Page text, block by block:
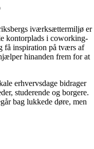
iværksættermiljø er
kontorplads i coworking-
få inspiration på tværs af
hinanden frem for at
erhvervsdage bidrager
studerende og borgere.
bag lukkede døre, men